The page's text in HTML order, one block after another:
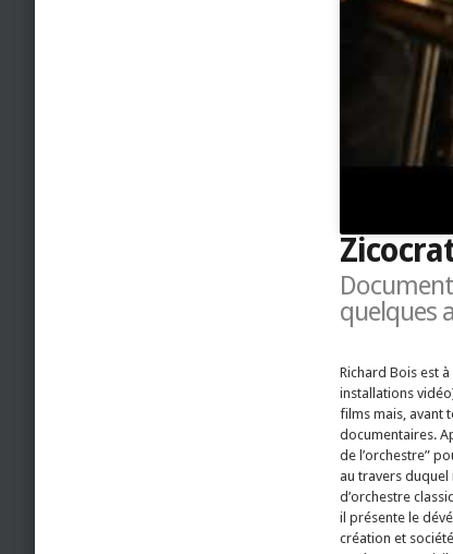
quelques
Richard Bois est
installations
films mais, avant
documentaires.
de l’orchestre”
au travers duquel
d’orchestre
il présente le
création et